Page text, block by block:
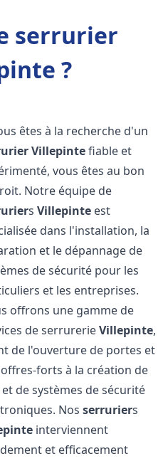
serrurier
?
êtes à la recherche d'un
Villepintefiable et
vous êtes au bon
Notre équipe de
sVillepinte est
dans l'installation, la
et le dépannage de
de sécurité pour les
et les entreprises.
offrons une gamme de
de serrurerieVillepinte,
de l'ouverture de portes et
forts à la création de
et de systèmes de sécurité
Nosserruriers
interviennent
et efficacement